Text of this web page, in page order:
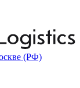
(РФ)